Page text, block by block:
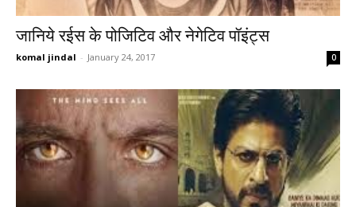
जानिये रईस के पोजिटिव और नेगेटिव पॉइंट्स
komal jindal - January 24, 2017 0